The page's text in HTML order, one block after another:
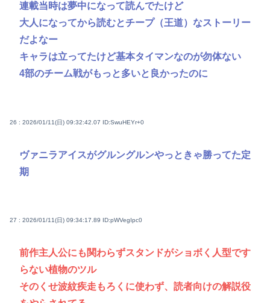
連載当時は夢中になって読んでたけど
大人になってから読むとチープ（王道）なストーリー
だよなー
キャラは立ってたけど基本タイマンなのが勿体ない
4部のチーム戦がもっと多いと良かったのに
26 : 2026/01/11(日) 09:32:42.07 ID:SwuHEYr+0
ヴァニラアイスがグルングルンやっときゃ勝ってた定
期
27 : 2026/01/11(日) 09:34:17.89 ID:pWVegIpc0
前作主人公にも関わらずスタンドがショボく人型です
らない植物のツル
そのくせ波紋疾走もろくに使わず、読者向けの解説役